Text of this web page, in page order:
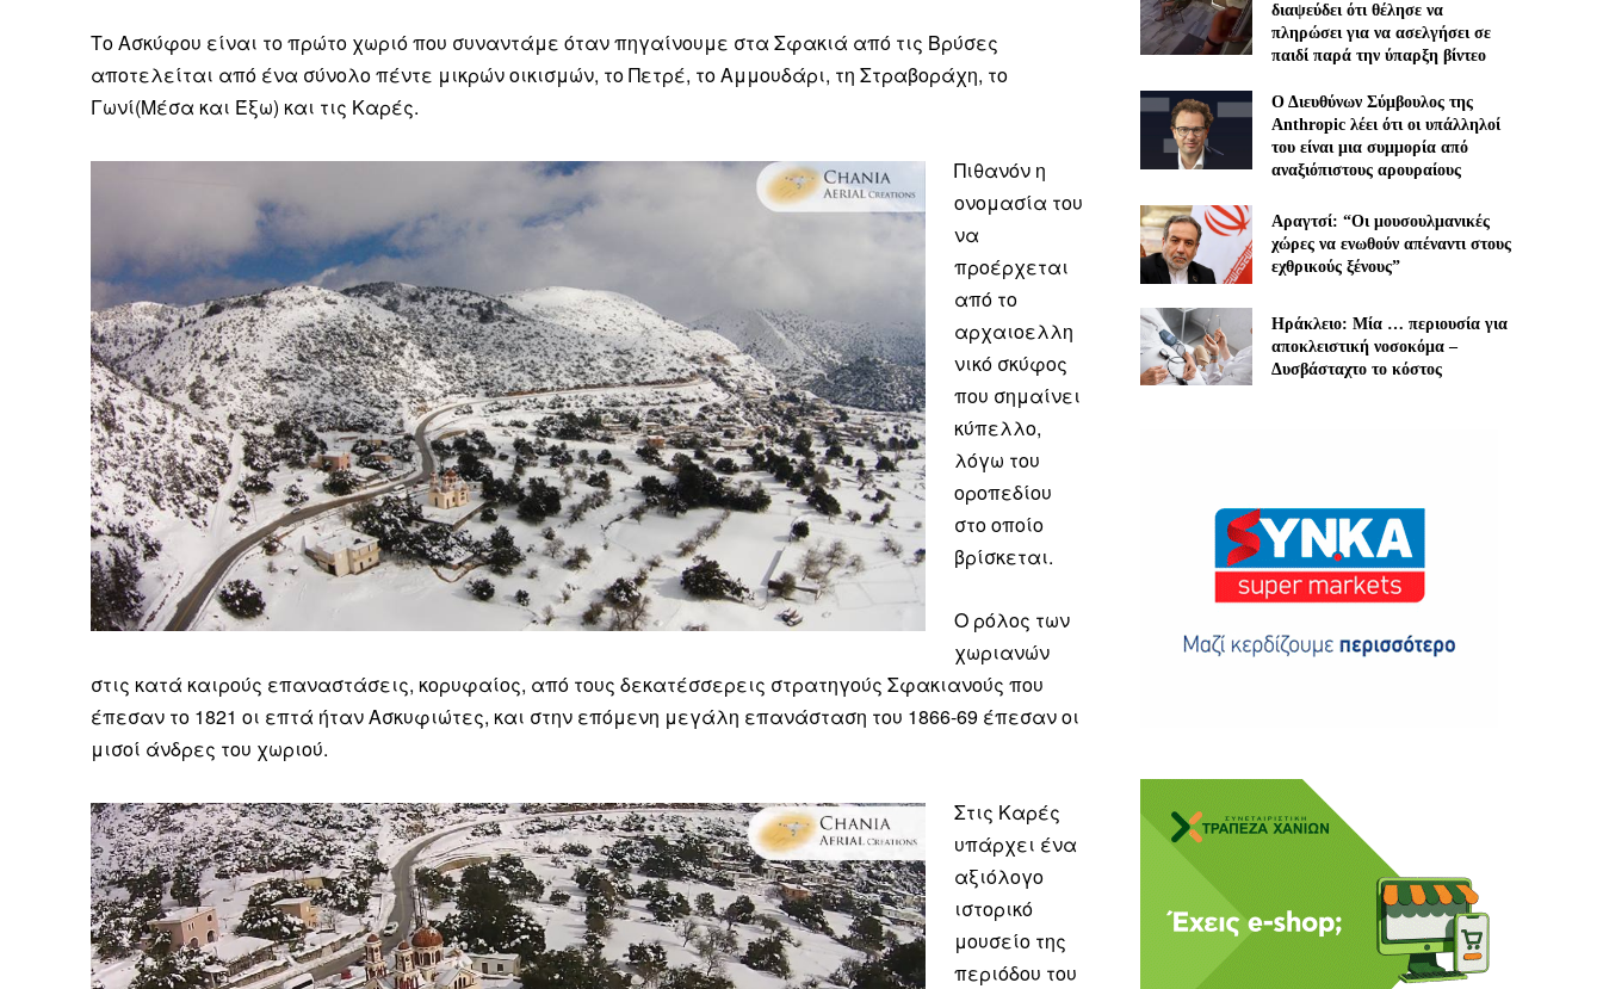
Καθημερινή Μαχητική
Εφημερίδα
ΕΓΓΡΑΦΕΙΤΕ
Αγώνας της Κρήτης
Το Ασκύφου είναι το πρώτο χωριό που συναντάμε όταν πηγαίνουμε στα Σφακιά από τις Βρύσες
αποτελείται από ένα σύνολο πέντε μικρών οικισμών, το Πετρέ, το Αμμουδάρι, τη Στραβοράχη, το
Γωνί(Μέσα και Έξω) και τις Καρές.
Πιθανόν η
ονομασία του
να
προέρχεται
από το
αρχαιοελλη
νικό σκύφος
που σημαίνει
κύπελλο,
λόγω του
οροπεδίου
στο οποίο
βρίσκεται.
Ο ρόλος των
χωριανών
στις κατά καιρούς επαναστάσεις, κορυφαίος, από τους δεκατέσσερεις στρατηγούς Σφακιανούς που
έπεσαν το 1821 οι επτά ήταν Ασκυφιώτες, και στην επόμενη μεγάλη επανάσταση του 1866-69 έπεσαν οι
μισοί άνδρες του χωριού.
Στις Καρές
υπάρχει ένα
αξιόλογο
ιστορικό
μουσείο της
περιόδου του
διαψεύδει ότι θέλησε να
πληρώσει για να ασελγήσει σε
παιδί παρά την ύπαρξη βίντεο
Ο Διευθύνων Σύμβουλος της
Anthropic λέει ότι οι υπάλληλοί
του είναι μια συμμορία από
αναξιόπιστους αρουραίους
Αραγτσί: “Οι μουσουλμανικές
χώρες να ενωθούν απέναντι στους
εχθρικούς ξένους”
Ηράκλειο: Μία … περιουσία για
αποκλειστική νοσοκόμα –
Δυσβάσταχτο το κόστος